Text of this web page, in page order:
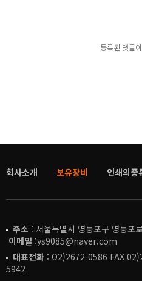
등록된 댓글
회사소개 보유장비 인쇄의종
주소 : 서울특별시 영등포구 영등포
이메일 :ys9085@naver.com
대표전화 : O2)2672-0586 FAX
5942